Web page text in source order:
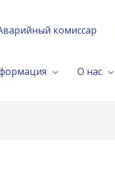
комиссар
О нас